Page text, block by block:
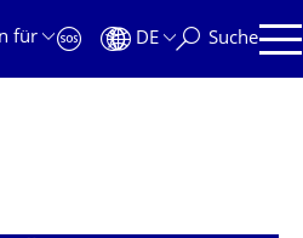
für
DE Suche